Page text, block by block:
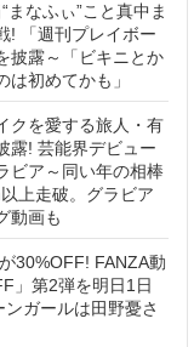
まなふぃ”こと真中ま
! 「週刊プレイボー
披露～「ビキニとか
初めてかも」
クを愛する旅人・有
露! 芸能界デビュー
ビア～同い年の相棒
上走破。グラビア
動画も
30%OFF! FANZA動
」第2弾を明日1日
ガールは田野憂さ